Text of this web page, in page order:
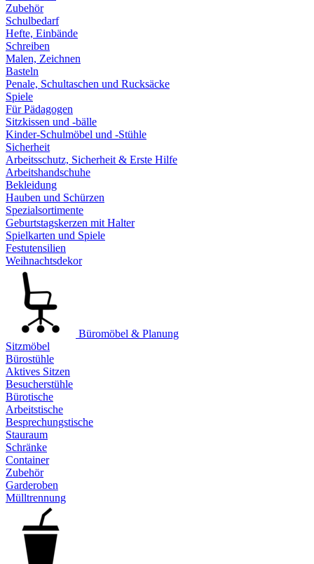
Zubehör
Schulbedarf
Hefte, Einbände
Schreiben
Malen, Zeichnen
Basteln
Penale, Schultaschen und Rucksäcke
Spiele
Für Pädagogen
Sitzkissen und -bälle
Kinder-Schulmöbel und -Stühle
Sicherheit
Arbeitsschutz, Sicherheit & Erste Hilfe
Arbeitshandschuhe
Bekleidung
Hauben und Schürzen
Spezialsortimente
Geburtstagskerzen mit Halter
Spielkarten und Spiele
Festutensilien
Weihnachtsdekor
Büromöbel & Planung
Sitzmöbel
Bürostühle
Aktives Sitzen
Besucherstühle
Bürotische
Arbeitstische
Besprechungstische
Stauraum
Schränke
Container
Zubehör
Garderoben
Mülltrennung